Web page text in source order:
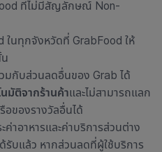
ที่ไม่มีสัญลักษณ์ Non-
ในทุกจังหวัดที่ GrabFood ให้
มกับส่วนลดอื่นของ Grab ได้
มัติจากร้านค้าและไม่สามารถแลก
อของรางวัลอื่นได้
ค่าอาหารและค่าบริการส่วนต่าง
รับแล้ว หากส่วนลดที่ผู้ใช้บริการ